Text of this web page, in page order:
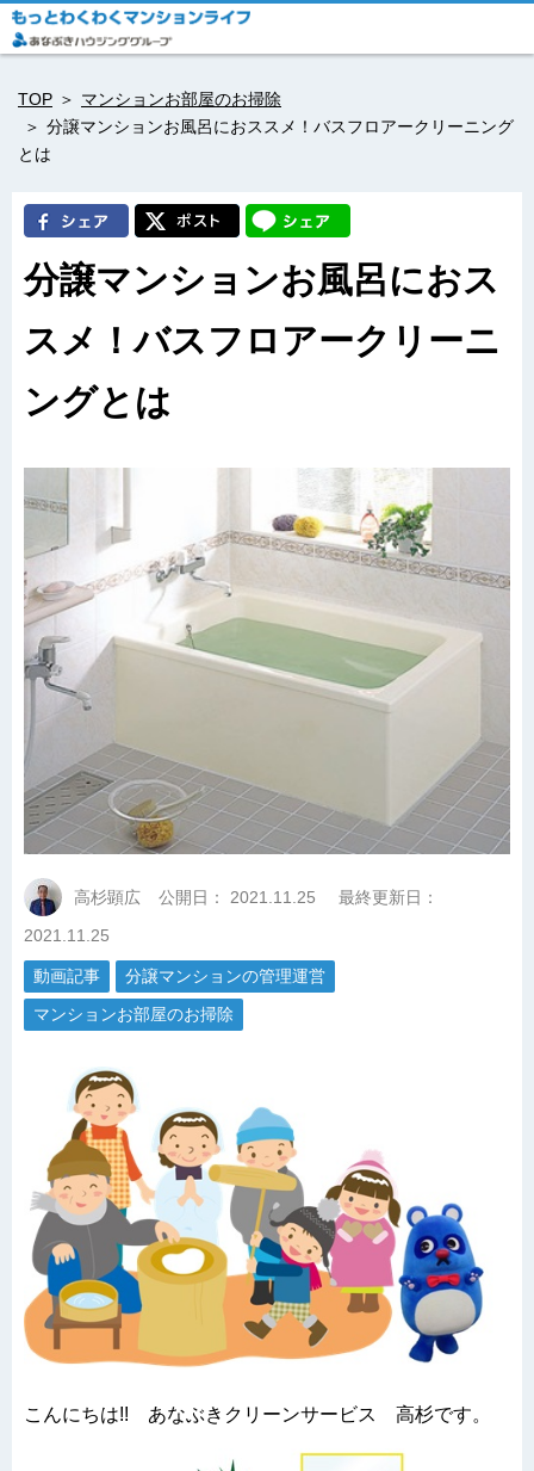
TOP
マンションお部屋のお掃除
分譲マンションお風呂におススメ！バスフロアークリーニング
とは
分譲マンションお風呂におス
スメ！バスフロアークリーニ
ングとは
高杉顕広 公開日： 2021.11.25
最終更新日：
2021.11.25
動画記事
分譲マンションの管理運営
マンションお部屋のお掃除
こんにちは!! あなぶきクリーンサービス 高杉です。